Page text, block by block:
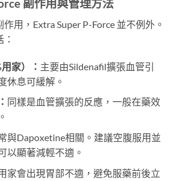
副作用與管理方法
用，Extra Super P-Force 並不例外。
家）： 主要由Sildenafil擴張血管引
休息可緩解。
同樣是血管擴張的反應，一般在藥效
與Dapoxetine相關。建議空腹服用並
以顯著減輕不適。
家會出現胃部不適，避免服藥前後立